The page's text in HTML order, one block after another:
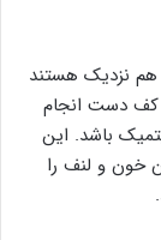
نزدیک هستند
کف دست انجام
باشد. این
خون و لنف را